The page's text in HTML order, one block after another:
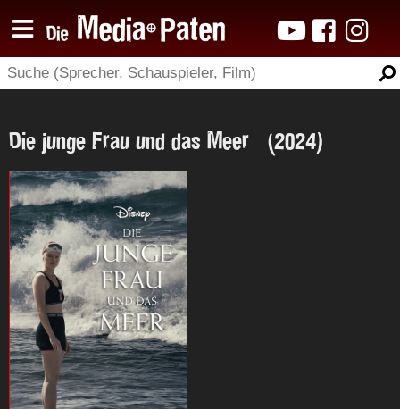
Die junge Frau und das Meer (2024)